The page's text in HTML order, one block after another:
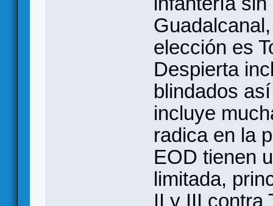
elección es
Despierta
blindados
incluye
radica en la
EOD tienen
limitada,
II y III contra